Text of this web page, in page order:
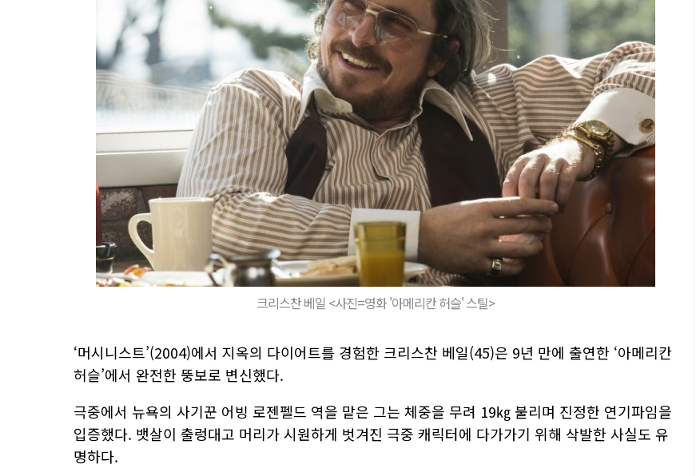
크리스찬 베일 <사진=영화 '아메리칸 허슬' 스틸>
‘머시니스트’(2004)에서 지옥의 다이어트를 경험한 크리스찬 베일(45)은 9년 만에 출연한 ‘아메리칸
허슬’에서 완전한 뚱보로 변신했다.
극중에서 뉴욕의 사기꾼 어빙 로젠펠드 역을 맡은 그는 체중을 무려 19㎏ 불리며 진정한 연기파임을
입증했다. 뱃살이 출렁대고 머리가 시원하게 벗겨진 극중 캐릭터에 다가가기 위해 삭발한 사실도 유
명하다.